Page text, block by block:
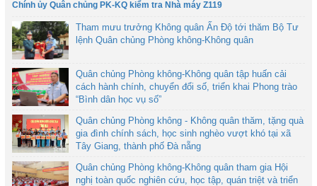
Chính ủy Quân chủng PK-KQ kiểm tra Nhà máy Z119
Tham mưu trưởng Không quân Ấn Độ tới thăm Bộ Tư
lệnh Quân chủng Phòng không-Không quân
Quân chủng Phòng không-Không quân tập huấn cải
cách hành chính, chuyển đổi số, triển khai Phong trào
“Bình dân học vụ số”
Quân chủng Phòng không - Không quân thăm, tặng quà
gia đình chính sách, học sinh nghèo vượt khó tại xã
Tây Giang, thành phố Đà nẵng
Quân chủng Phòng không-Không quân tham gia Hội
nghị toàn quốc nghiên cứu, học tập, quán triệt và triển